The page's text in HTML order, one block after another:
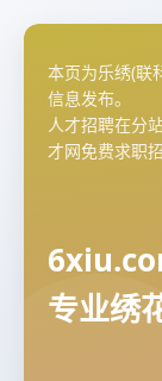
本页为乐绣(联
信息发布。
人才招聘在分
才网免费求职招
专业绣